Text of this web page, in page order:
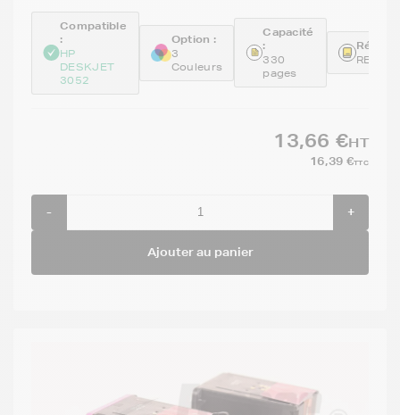
Compatible
:
HP
DESKJET
3052
Option :
3
Couleurs
Capacité
:
330
pages
13,66 €HT
16,39 €TTC
- +
Ajouter au panier